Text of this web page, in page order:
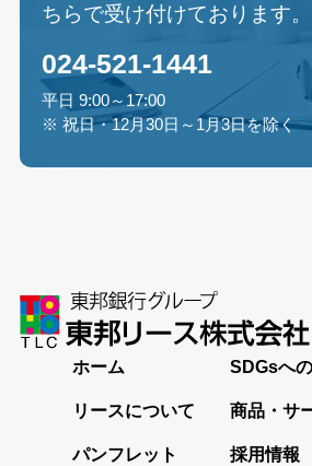
ちらで受け付けております。
024-521-1441
平日 9:00～17:00
※ 祝日・12月30日～1月3日を除く
ホーム SDGsへ
リースについて 商品・サ
パンフレット 採用情報